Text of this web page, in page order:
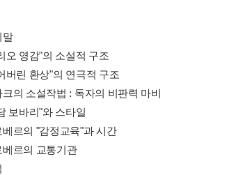
말
오 영감"의 소설적 구조
버린 환상"의 연극적 구조
크의 소설작법 : 독자의 비판력 마비
보바리"와 스타일
베르의 "감정교육"과 시간
베르의 교통기관